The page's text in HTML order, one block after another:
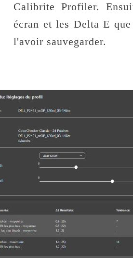
Calibrite Profiler.
écran et les Delta E
l'avoir sauvegarder.